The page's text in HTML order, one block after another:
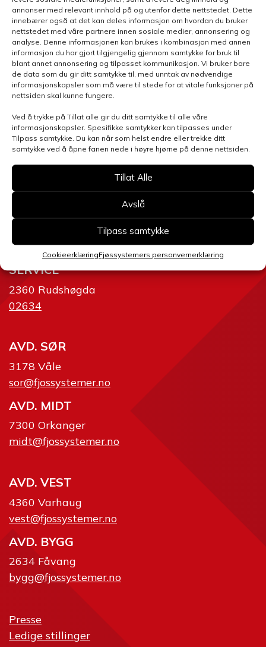
annonser med relevant innhold på og utenfor dette nettstedet. Dette
innebærer også at det kan deles informasjon om hvordan du bruker
nettstedet med våre partnere innen sosiale medier, annonsering og
analyse. Denne informasjonen kan brukes i kombinasjon med annen
informasjon du har gjort tilgjengelig gjennom samtykke for bruk til
blant annet annonsering og tilpasset kommunikasjon. Vi bruker bare
de data som du gir ditt samtykke til, med unntak av nødvendige
informasjonskapsler som må være til stede for at vitale funksjoner på
nettsiden skal kunne fungere.
Ved å trykke på Tillat alle gir du ditt samtykke til alle våre
informasjonskapsler. Spesifikke samtykker kan tilpasses under
Tilpass samtykke. Du kan når som helst endre eller trekke ditt
samtykke ved å åpne fanen nede i høyre hjørne på denne nettsiden.
Tillat Alle
Avslå
Tilpass samtykke
CookieerklæringFjøssystemers personvernerklæring
Velg avdeling
Send skjema
ost@fjossystemer.no
SERVICE
2360 Rudshøgda
02634
AVD. SØR
3178 Våle
sor@fjossystemer.no
AVD. MIDT
7300 Orkanger
midt@fjossystemer.no
AVD. VEST
4360 Varhaug
vest@fjossystemer.no
AVD. BYGG
2634 Fåvang
bygg@fjossystemer.no
Presse
Ledige stillinger